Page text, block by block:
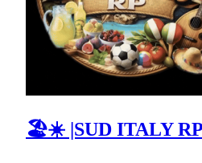
🏖☀ |SUD ITALY RP